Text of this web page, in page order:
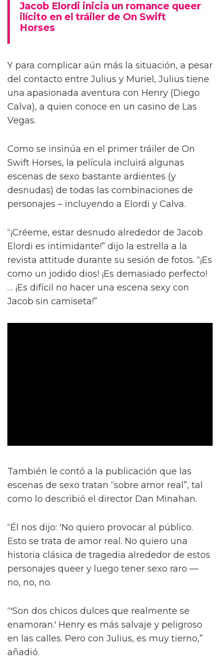
Jacob Elordi inicia un romance queer
ilícito en el tráiler de On Swift
Horses
Y para complicar aún más la situación, a pesar
del contacto entre Julius y Muriel, Julius tiene
una apasionada aventura con Henry (Diego
Calva), a quien conoce en un casino de Las
Vegas.
Como se insinúa en el primer tráiler de On
Swift Horses, la película incluirá algunas
escenas de sexo bastante ardientes (y
desnudas) de todas las combinaciones de
personajes – incluyendo a Elordi y Calva.
“¡Créeme, estar desnudo alrededor de Jacob
Elordi es intimidante!” dijo la estrella a la
revista attitude durante su sesión de fotos. “¡Es
como un jodido dios! ¡Es demasiado perfecto!
… ¡Es difícil no hacer una escena sexy con
Jacob sin camiseta!”
También le contó a la publicación que las
escenas de sexo tratan “sobre amor real”, tal
como lo describió el director Dan Minahan.
“Él nos dijo: 'No quiero provocar al público.
Esto se trata de amor real. No quiero una
historia clásica de tragedia alrededor de estos
personajes queer y luego tener sexo raro —
no, no, no.
“'Son dos chicos dulces que realmente se
enamoran.' Henry es más salvaje y peligroso
en las calles. Pero con Julius, es muy tierno,”
añadió.